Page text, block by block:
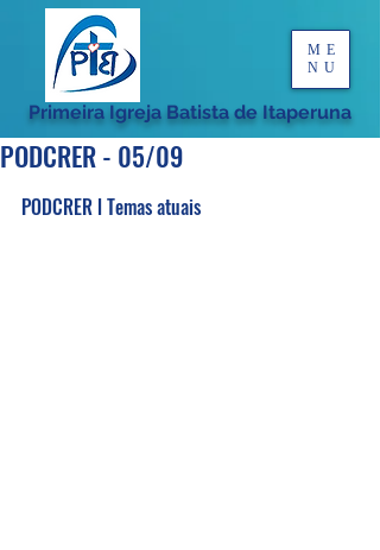
Primeira Igreja Batista de Itaperuna
ME
NU
PODCRER - 05/09
PODCRER l Temas atuais